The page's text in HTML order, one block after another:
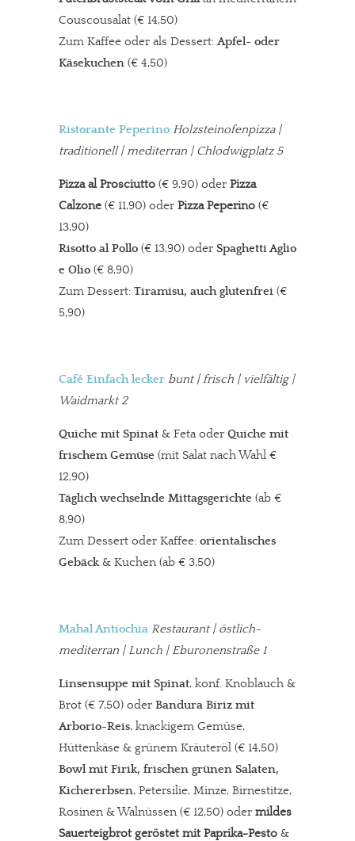
Couscousalat (€ 14,50)
Zum Kaffee oder als Dessert:Apfel- oder
Käsekuchen (€ 4,50)
Ristorante Peperino Holzsteinofenpizza|
traditionell | mediterran | Chlodwigplatz 5
Pizza al Prosciutto (€ 9,90) oder Pizza
Calzone (€ 11,90) oder Pizza Peperino (€
13,90)
Risotto al Pollo (€ 13,90) oder Spaghetti Aglio
e Olio (€ 8,90)
Zum Dessert: Tiramisu, auch glutenfrei (€
5,90)
Café Einfach lecker bunt | frisch | vielfältig |
Waidmarkt 2
Quiche mit Spinat & Feta oder Quiche mit
frischem Gemüse (mit Salat nach Wahl €
12,90)
Täglich wechselnde Mittagsgerichte (ab €
8,90)
Zum Dessert oder Kaffee: orientalisches
Gebäck& Kuchen (ab € 3,50)
Mahal Antiochia Restaurant | östlich-
mediterran | Lunch | Eburonenstraße 1
Linsensuppe mit Spinat, konf. Knoblauch &
Brot (€ 7,50) oder Bandura Biriz mit
Arborio-Reis, knackigem Gemüse,
Hüttenkäse & grünem Kräuteröl (€ 14,50)
Bowl mit Firik, frischen grünen Salaten,
Kichererbsen, Petersilie, Minze, Birnestitze,
Rosinen & Walnüssen (€ 12,50) oder mildes
Sauerteigbrot geröstet mit Paprika-Pesto &